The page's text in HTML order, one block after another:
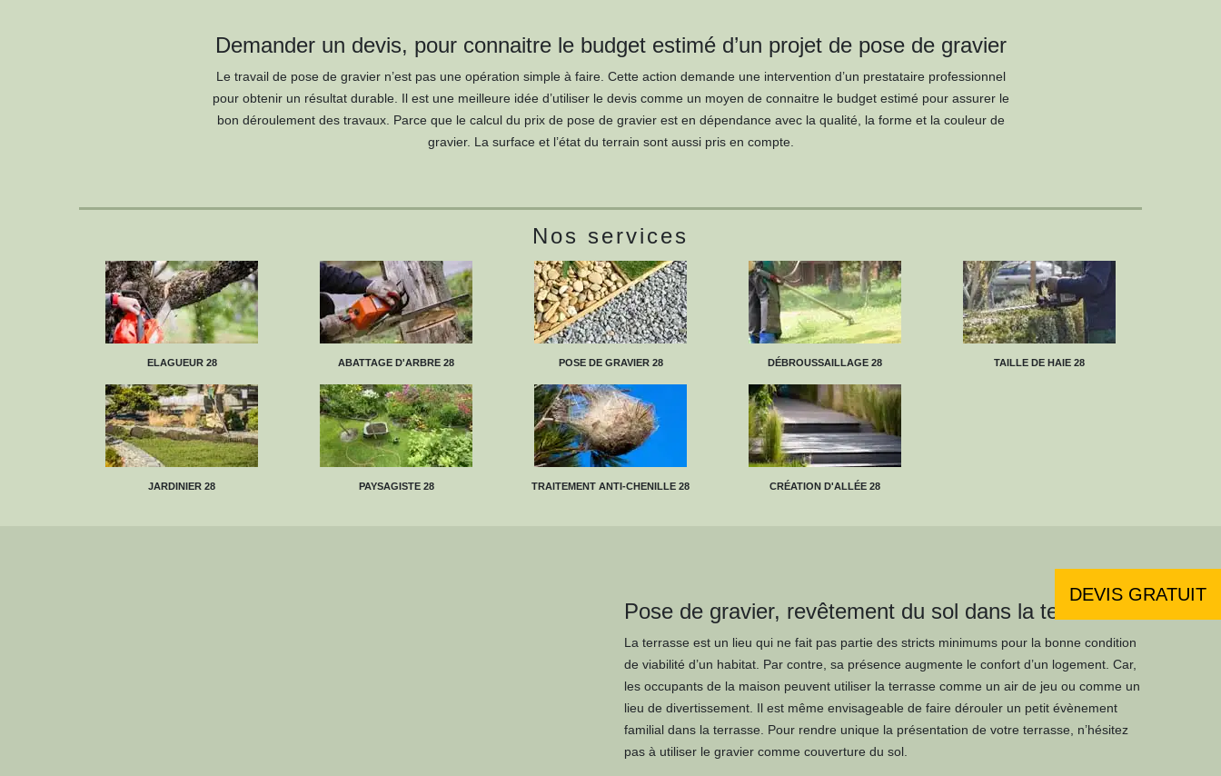
DEVIS GRATUIT
Demander un devis, pour connaitre le budget estimé d’un projet de pose de gravier
Le travail de pose de gravier n’est pas une opération simple à faire. Cette action demande une intervention d’un prestataire professionnel
pour obtenir un résultat durable. Il est une meilleure idée d’utiliser le devis comme un moyen de connaitre le budget estimé pour assurer le
bon déroulement des travaux. Parce que le calcul du prix de pose de gravier est en dépendance avec la qualité, la forme et la couleur de
gravier. La surface et l’état du terrain sont aussi pris en compte.
Nos services
ELAGUEUR 28 ABATTAGE D'ARBRE 28 POSE DE GRAVIER 28 DÉBROUSSAILLAGE 28 TAILLE DE HAIE 28
JARDINIER 28 PAYSAGISTE 28 TRAITEMENT ANTI-CHENILLE 28 CRÉATION D'ALLÉE 28
Pose de gravier, revêtement du sol dans la terrasse
La terrasse est un lieu qui ne fait pas partie des stricts minimums pour la bonne condition
de viabilité d’un habitat. Par contre, sa présence augmente le confort d’un logement. Car,
les occupants de la maison peuvent utiliser la terrasse comme un air de jeu ou comme un
lieu de divertissement. Il est même envisageable de faire dérouler un petit évènement
familial dans la terrasse. Pour rendre unique la présentation de votre terrasse, n’hésitez
pas à utiliser le gravier comme couverture du sol.